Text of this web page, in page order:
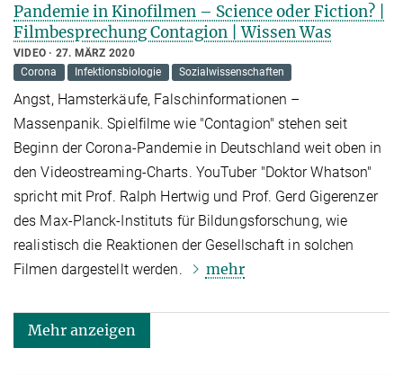
Pandemie in Kinofilmen – Science oder Fiction? |
Filmbesprechung Contagion | Wissen Was
VIDEO
27. MÄRZ 2020
Corona
Infektionsbiologie Sozialwissenschaften
Angst, Hamsterkäufe, Falschinformationen –
Massenpanik. Spielfilme wie "Contagion" stehen seit
Beginn der Corona-Pandemie in Deutschland weit oben in
den Videostreaming-Charts. YouTuber "Doktor Whatson"
spricht mit Prof. Ralph Hertwig und Prof. Gerd Gigerenzer
des Max-Planck-Instituts für Bildungsforschung, wie
realistisch die Reaktionen der Gesellschaft in solchen
Filmen dargestellt werden.
mehr
Mehr anzeigen